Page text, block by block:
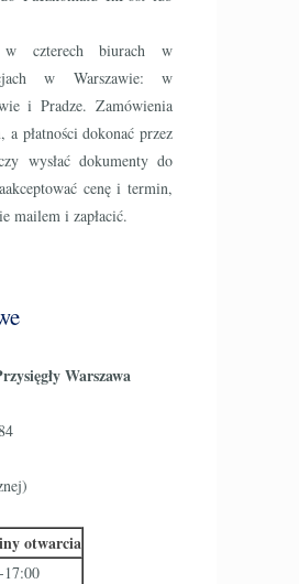
w czterech biurach w
w Warszawie: w
i Pradze. Zamówienia
a płatności dokonać przez
wysłać dokumenty do
cenę i termin,
mailem i zapłacić.
Warszawa
otwarcia
17:00